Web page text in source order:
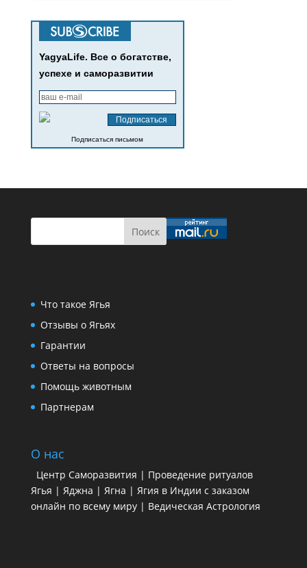
YagyaLife. Все о богатстве,
успехе и саморазвитии
Подписаться письмом
Что такое Ягья
Отзывы о Ягьях
Гарантии
Ответы на вопросы
Помощь животным
Партнерам
О нас
Центр Саморазвития | Проведение ритуалов
Ягья | Яджна | Ягна | Ягия в Индии с заказом
онлайн по всему миру | Ведическая Астрология